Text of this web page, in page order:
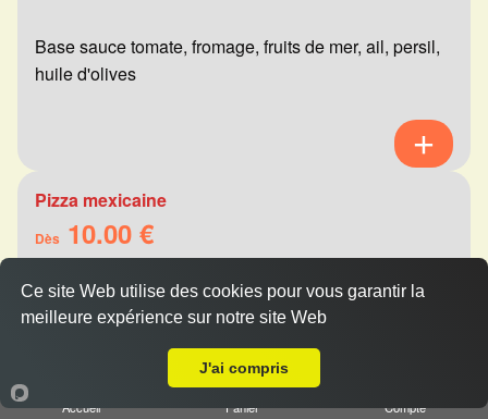
Base sauce tomate, fromage, fruits de mer, ail, persil,
huile d'olives
Pizza mexicaine
Dès 10.00 €
Base sauce tomate, fromage, viande hachée,
merguez, champignons, poivrons
Accueil Panier Compte
Ce site Web utilise des cookies pour vous garantir la
meilleure expérience sur notre site Web
J'ai compris